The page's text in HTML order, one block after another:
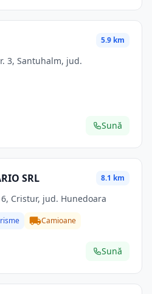
5.9 km
Sună
SRL 8.1 km
Cristur, jud. Hunedoara
Camioane
Sună